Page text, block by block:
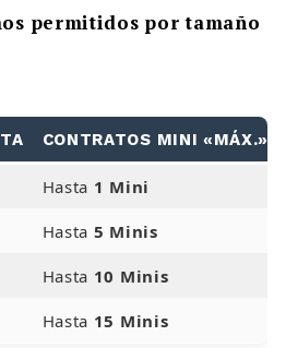
permitidos por tamaño
CONTRATOS MINI «MÁX.»
Hasta 1 Mini
Hasta 5 Minis
Hasta 10 Minis
Hasta 15 Minis